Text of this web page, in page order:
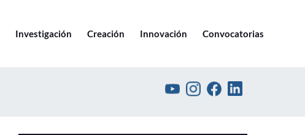
Investigación Creación Innovación Convocatorias